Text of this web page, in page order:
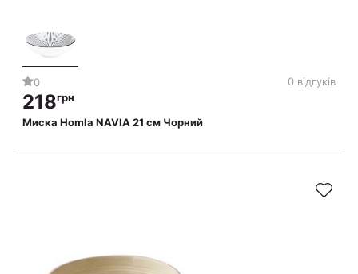
0 0 відгуків
218грн
Миска Homla NAVIA 21 см Чорний